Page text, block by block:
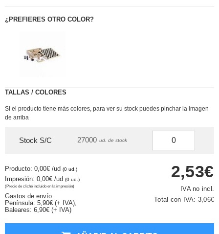
¿PREFIERES OTRO COLOR?
TALLAS / COLORES
Si el producto tiene más colores, para ver su stock puedes pinchar la imagen
de arriba
Stock S/C 27000 ud. de stock
Producto: 0,00€ /ud (0 ud.)
Impresión: 0,00€ /ud (0 ud.)
(Precio de cliché incluido en la impresión)
Gastos de envío
Península: 5,90€ (+ IVA),
Baleares: 6,90€ (+ IVA)
2,53€
IVA no incl.
Total con IVA: 3,06€